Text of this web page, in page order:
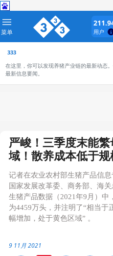
菜单 用户
333
在这里，你可以发现养猪产业链的最新动态
最新信息要闻。
严峻！三季度末能
域！散养成本低于
记者在农业农村部生猪产品信息
国家发展改革委、商务部、海
生猪产品数据（2021年9月）中
为4459万头，并注明了“相当于
幅增加，处于黄色区域” 。
9 11月 2021